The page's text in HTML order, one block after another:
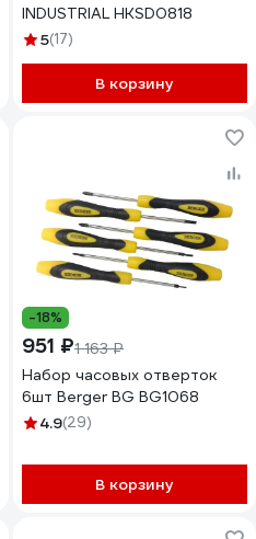
INDUSTRIAL HKSD0818
5(17)
В корзину
-18%
951 ₽1 163 ₽
Набор часовых отверток
6шт Berger BG BG1068
4.9(29)
В корзину